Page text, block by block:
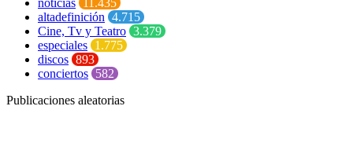
noticias 11.435
altadefinición 4.715
Cine, Tv y Teatro 3.379
especiales 1.775
discos 893
conciertos 582
Publicaciones aleatorias